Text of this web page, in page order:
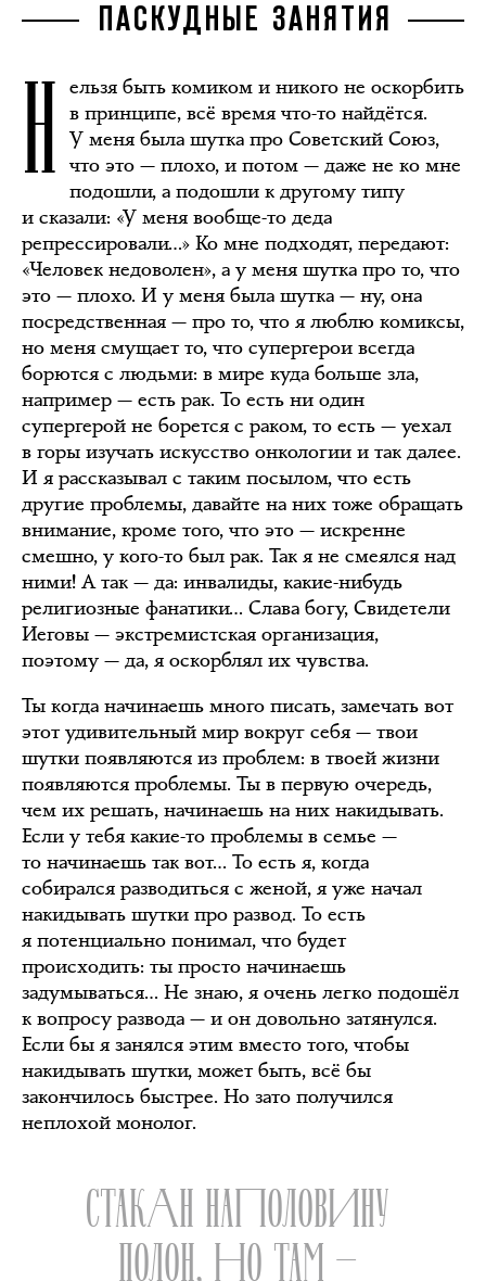
ПАСКУДНЫЕ ЗАНЯТИЯ
Н ельзя быть комиком и никого не оскорбить
в принципе, всё время что-то найдётся.
У меня была шутка про Советский Союз,
что это — плохо, и потом — даже не ко мне
подошли, а подошли к другому типу
и сказали: «У меня вообще-то деда
репрессировали…» Ко мне подходят, передают:
«Человек недоволен», а у меня шутка про то, что
это — плохо. И у меня была шутка — ну, она
посредственная — про то, что я люблю комиксы,
но меня смущает то, что супергерои всегда
борются с людьми: в мире куда больше зла,
например — есть рак. То есть ни один
супергерой не борется с раком, то есть — уехал
в горы изучать искусство онкологии и так далее.
И я рассказывал с таким посылом, что есть
другие проблемы, давайте на них тоже обращать
внимание, кроме того, что это — искренне
смешно, у кого-то был рак. Так я не смеялся над
ними! А так — да: инвалиды, какие-нибудь
религиозные фанатики… Слава богу, Свидетели
Иеговы — экстремистская организация,
поэтому — да, я оскорблял их чувства.
Ты когда начинаешь много писать, замечать вот
этот удивительный мир вокруг себя — твои
шутки появляются из проблем: в твоей жизни
появляются проблемы. Ты в первую очередь,
чем их решать, начинаешь на них накидывать.
Если у тебя какие-то проблемы в семье —
то начинаешь так вот… То есть я, когда
собирался разводиться с женой, я уже начал
накидывать шутки про развод. То есть
я потенциально понимал, что будет
происходить: ты просто начинаешь
задумываться… Не знаю, я очень легко подошёл
к вопросу развода — и он довольно затянулся.
Если бы я занялся этим вместо того, чтобы
накидывать шутки, может быть, всё бы
закончилось быстрее. Но зато получился
неплохой монолог.
СТАКАН НАПОЛОВИНУ
ПОЛОН, НО ТАМ —